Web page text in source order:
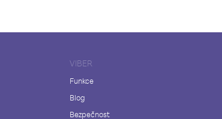
VIBER
Funkce
Blog
Bezpečnost